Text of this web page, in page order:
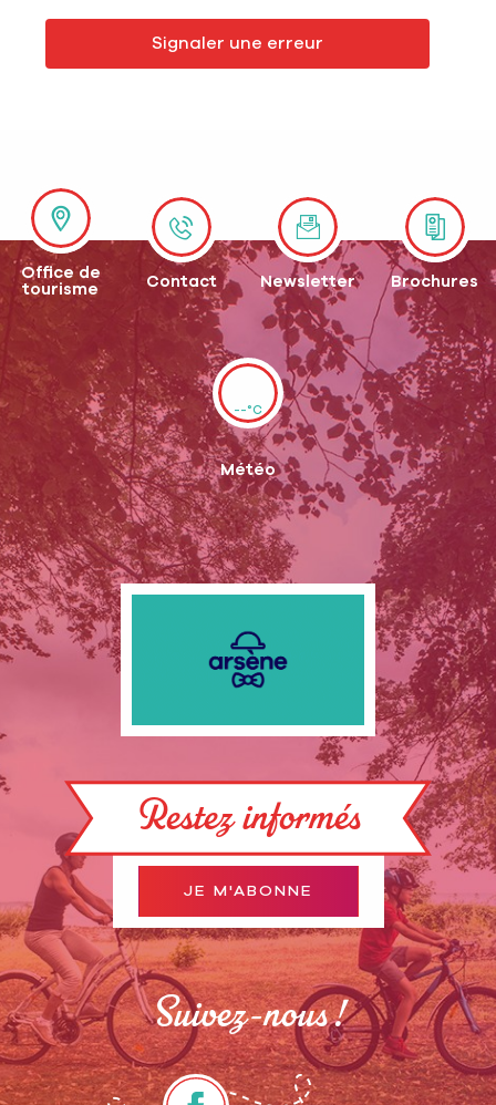
Signaler une erreur
Office de
tourisme
Contact Newsletter Brochures
--°C
Météo
Restez informés
JE M'ABONNE
Suivez-nous !